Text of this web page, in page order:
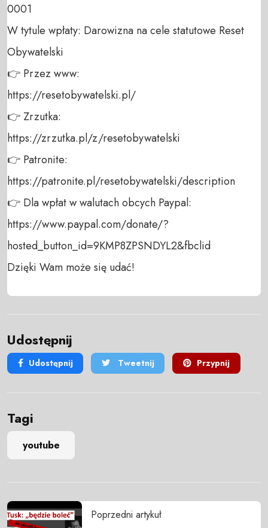
0001
W tytule wpłaty: Darowizna na cele statutowe Reset
Obywatelski
👉 Przez www:
https://resetobywatelski.pl/
👉 Zrzutka:
https://zrzutka.pl/z/resetobywatelski
👉 Patronite:
https://patronite.pl/resetobywatelski/description
👉 Dla wpłat w walutach obcych Paypal:
https://www.paypal.com/donate/?
hosted_button_id=9KMP8ZPSNDYL2&fbclid
Dzięki Wam może się udać!
Udostępnij
Udostępnij Tweetnij Przypnij
Tagi
youtube
Poprzedni artykuł